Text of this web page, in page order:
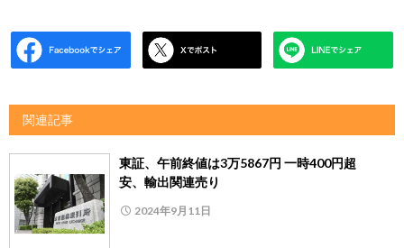
関連記事
東証、午前終値は3万5867円 一時400円超
安、輸出関連売り
2024年9月11日